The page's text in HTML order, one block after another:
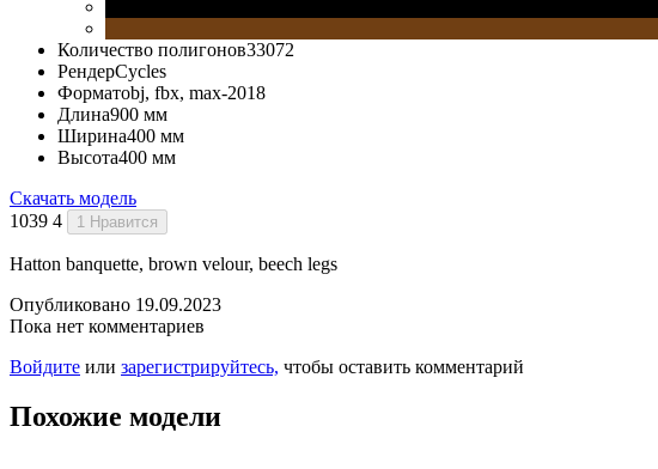
Количество полигонов33072
РендерCycles
Форматobj, fbx, max-2018
Длина900 мм
Ширина400 мм
Высота400 мм
Скачать модель
1039 4 1 Нравится
Hatton banquette, brown velour, beech legs
Опубликовано 19.09.2023
Пока нет комментариев
Войдите или зарегистрируйтесь, чтобы оставить комментарий
Похожие модели